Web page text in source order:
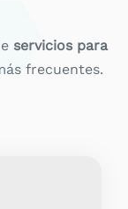
servicios para
frecuentes.